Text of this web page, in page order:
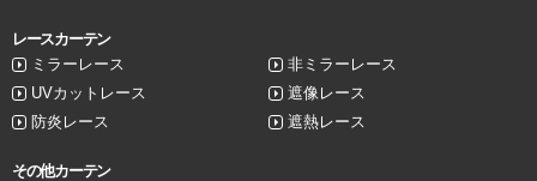
レースカーテン
ミラーレース
非ミラーレース
UVカットレース
遮像レース
防炎レース
遮熱レース
その他カーテン